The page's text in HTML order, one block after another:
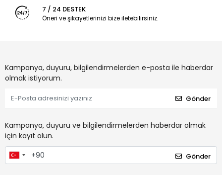
7 / 24 DESTEK
Öneri ve şikayetlerinizi bize iletebilirsiniz.
Kampanya, duyuru, bilgilendirmelerden e-posta ile haberdar
olmak istiyorum.
Gönder
Kampanya, duyuru ve bilgilendirmelerden haberdar olmak
için kayıt olun.
Gönder